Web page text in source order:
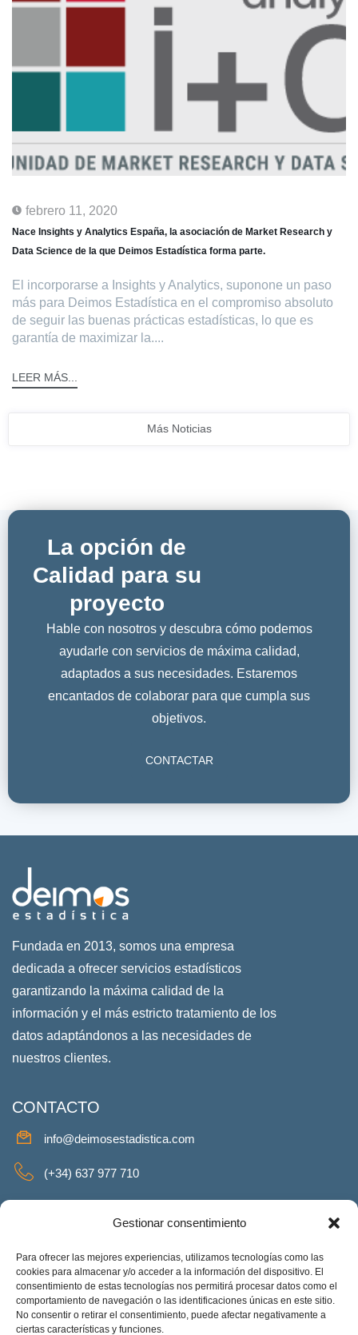
Gestionar consentimiento
Para ofrecer las mejores experiencias, utilizamos tecnologías como las
cookies para almacenar y/o acceder a la información del dispositivo. El
consentimiento de estas tecnologías nos permitirá procesar datos como el
comportamiento de navegación o las identificaciones únicas en este sitio.
No consentir o retirar el consentimiento, puede afectar negativamente a
ciertas características y funciones.
febrero 11, 2020
Nace Insights y Analytics España, la asociación de Market Research y
Data Science de la que Deimos Estadística forma parte.
El incorporarse a Insights y Analytics, suponone un paso
más para Deimos Estadística en el compromiso absoluto
de seguir las buenas prácticas estadísticas, lo que es
garantía de maximizar la....
LEER MÁS...
Más Noticias
La opción de
Calidad para su
proyecto
Hable con nosotros y descubra cómo podemos
ayudarle con servicios de máxima calidad,
adaptados a sus necesidades. Estaremos
encantados de colaborar para que cumpla sus
objetivos.
CONTACTAR
Fundada en 2013, somos una empresa
dedicada a ofrecer servicios estadísticos
garantizando la máxima calidad de la
información y el más estricto tratamiento de los
datos adaptándonos a las necesidades de
nuestros clientes.
CONTACTO
info@deimosestadistica.com
(+34) 637 977 710
REDES SOCIALES
Facebook Twitter Linkeding Instagram